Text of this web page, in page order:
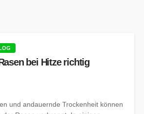
bei Hitze richtig
und andauernde Trockenheit können